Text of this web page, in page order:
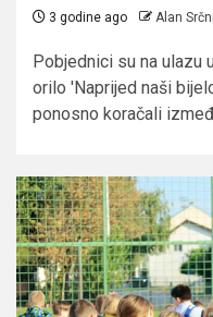
3 godine ago Alan
Pobjednici su na ulazu
orilo 'Naprijed naši
ponosno koračali